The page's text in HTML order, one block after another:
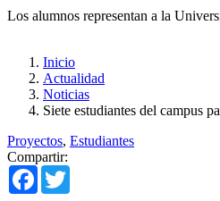
Los alumnos representan a la
Inicio
Actualidad
Noticias
Siete estudiantes del campus
Proyectos, Estudiantes
Compartir:
Facebook